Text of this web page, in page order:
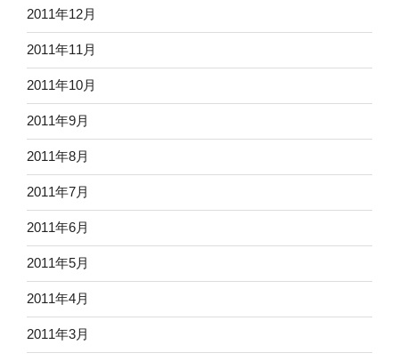
2011年12月
2011年11月
2011年10月
2011年9月
2011年8月
2011年7月
2011年6月
2011年5月
2011年4月
2011年3月